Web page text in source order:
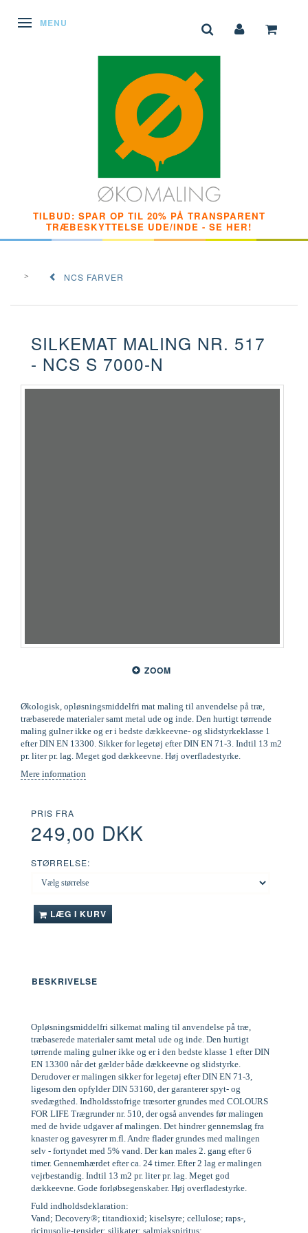
SKIFTE NAVIGATION
MENU
TILBUD: SPAR OP TIL 20% PÅ TRANSPARENT
TRÆBESKYTTELSE UDE/INDE - SE HER!
NCS FARVER
SILKEMAT MALING NR. 517
- NCS S 7000-N
ZOOM
Økologisk, opløsningsmiddelfri mat maling til anvendelse på træ,
træbaserede materialer samt metal ude og inde. Den hurtigt tørrende
maling gulner ikke og er i bedste dækkeevne- og slidstyrkeklasse 1
efter DIN EN 13300. Sikker for legetøj efter DIN EN 71-3. Indtil 13 m2
pr. liter pr. lag. Meget god dækkeevne. Høj overfladestyrke.
Mere information
PRIS FRA
249,00 DKK
STØRRELSE:
LÆG I KURV
BESKRIVELSE
Opløsningsmiddelfri silkemat maling til anvendelse på træ,
træbaserede materialer samt metal ude og inde. Den hurtigt
tørrende maling gulner ikke og er i den bedste klasse 1 efter DIN
EN 13300 når det gælder både dækkeevne og slidstyrke.
Derudover er malingen sikker for legetøj efter DIN EN 71-3,
ligesom den opfylder DIN 53160, der garanterer spyt- og
svedægthed. Indholdsstofrige træsorter grundes med COLOURS
FOR LIFE Trægrunder nr. 510, der også anvendes før malingen
med de hvide udgaver af malingen. Det hindrer gennemslag fra
knaster og gavesyrer m.fl. Andre flader grundes med malingen
selv - fortyndet med 5% vand. Der kan males 2. gang efter 6
timer. Gennemhærdet efter ca. 24 timer. Efter 2 lag er malingen
vejrbestandig. Indtil 13 m2 pr. liter pr. lag. Meget god
dækkeevne. Gode forløbsegenskaber. Høj overfladestyrke.
Fuld indholdsdeklaration:
Vand; Decovery®; titandioxid; kiselsyre; cellulose; raps-,
ricinusolie-tensider; silikater; salmiakspiritus;